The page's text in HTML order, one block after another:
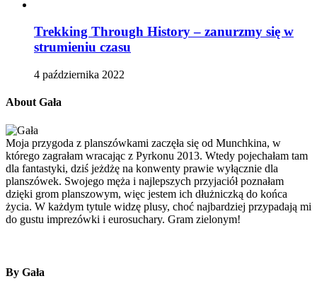
Trekking Through History – zanurzmy się w
strumieniu czasu
4 października 2022
About Gała
Moja przygoda z planszówkami zaczęła się od Munchkina, w
którego zagrałam wracając z Pyrkonu 2013. Wtedy pojechałam tam
dla fantastyki, dziś jeżdżę na konwenty prawie wyłącznie dla
planszówek. Swojego męża i najlepszych przyjaciół poznałam
dzięki grom planszowym, więc jestem ich dłużniczką do końca
życia. W każdym tytule widzę plusy, choć najbardziej przypadają mi
do gustu imprezówki i eurosuchary. Gram zielonym!
By Gała